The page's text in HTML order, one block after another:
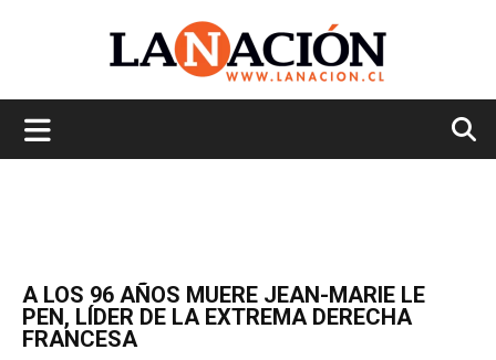
A LOS 96 AÑOS MUERE JEAN-MARIE LE
PEN, LÍDER DE LA EXTREMA DERECHA
FRANCESA